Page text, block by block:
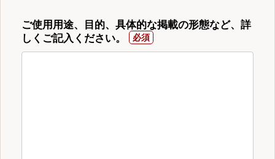
ご使用用途、目的、具体的な掲載の形態など、詳
しくご記入ください。